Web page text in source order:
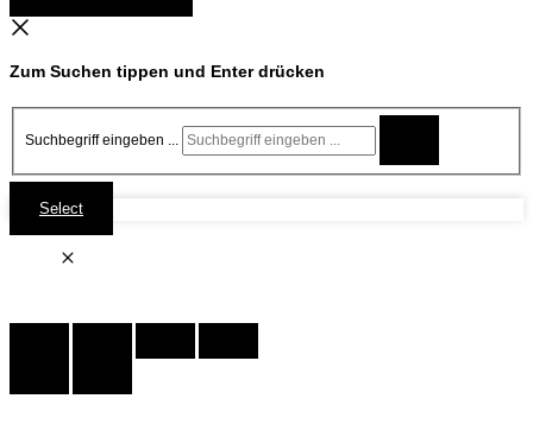
Zum Suchen tippen und Enter drücken
Suchbegriff eingeben ...
Select